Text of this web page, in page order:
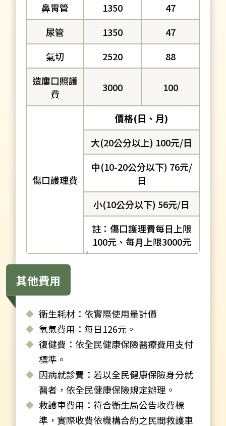
鼻胃管
1350
47
尿管
1350
47
氣切
2520
88
造廔口照護
費
3000 100
傷口護理費
價格(日、月)
大(20公分以上) 100元/日
中(10-20公分以下) 76元/
日
小(10公分以下) 56元/日
註：傷口護理費每日上限
100元、每月上限3000元
其他費用
衛生耗材：依實際使用量計價
氧氣費用：每日126元。
復健費：依全民健康保險醫療費用支付
標準。
因病就診費：若以全民健康保險身分就
醫者，依全民健康保險規定辦理。
救護車費用：符合衛生局公告收費標
準，實際收費依機構合約之民間救護車